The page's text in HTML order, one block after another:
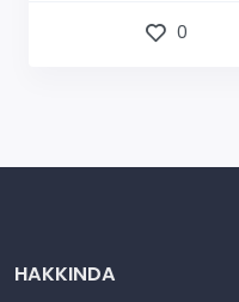
0
HAKKINDA